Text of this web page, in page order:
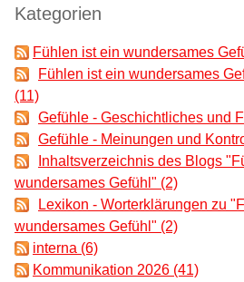
Kategorien
Fühlen ist ein wundersames
Fühlen ist ein wundersames
(11)
Gefühle - Geschichtliches und
Gefühle - Meinungen und
Inhaltsverzeichnis des Blogs
wundersames Gefühl" (2)
Lexikon - Worterklärungen zu
wundersames Gefühl" (2)
interna (6)
Kommunikation 2026 (41)